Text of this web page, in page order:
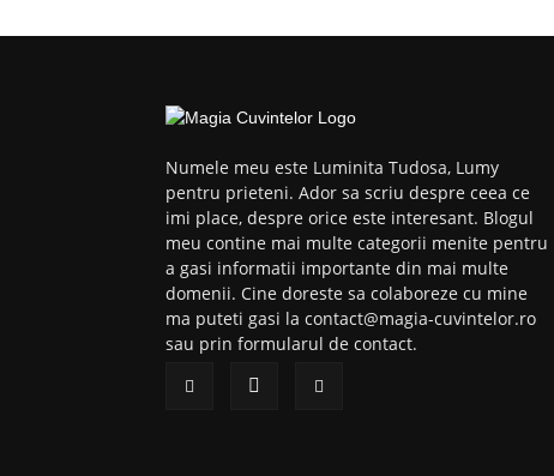
Numele meu este Luminita Tudosa, Lumy
pentru prieteni. Ador sa scriu despre ceea ce
imi place, despre orice este interesant. Blogul
meu contine mai multe categorii menite pentru
a gasi informatii importante din mai multe
domenii. Cine doreste sa colaboreze cu mine
ma puteti gasi la contact@magia-cuvintelor.ro
sau prin formularul de contact.